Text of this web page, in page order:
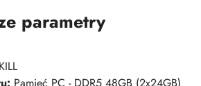
parametry
Pamięć PC - DDR5 48GB (2x24GB)